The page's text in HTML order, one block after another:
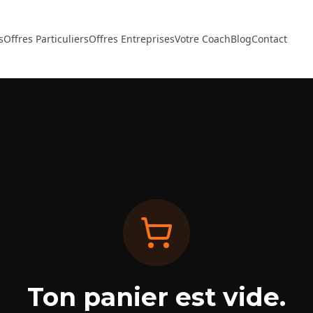
Offres ParticuliersOffres EntreprisesVotre CoachBlogContact
Ton panier est vide.